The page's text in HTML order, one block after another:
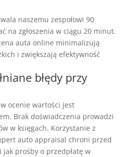
naszemu zespołowi 90
na zgłoszenia w ciągu 20 minut.
auta online minimalizują
i zwiększają efektywność
błędy przy
ocenie wartości jest
Brak doświadczenia prowadzi
w księgach. Korzystanie z
auto appraisal chroni przed
prośby o przedpłatę w